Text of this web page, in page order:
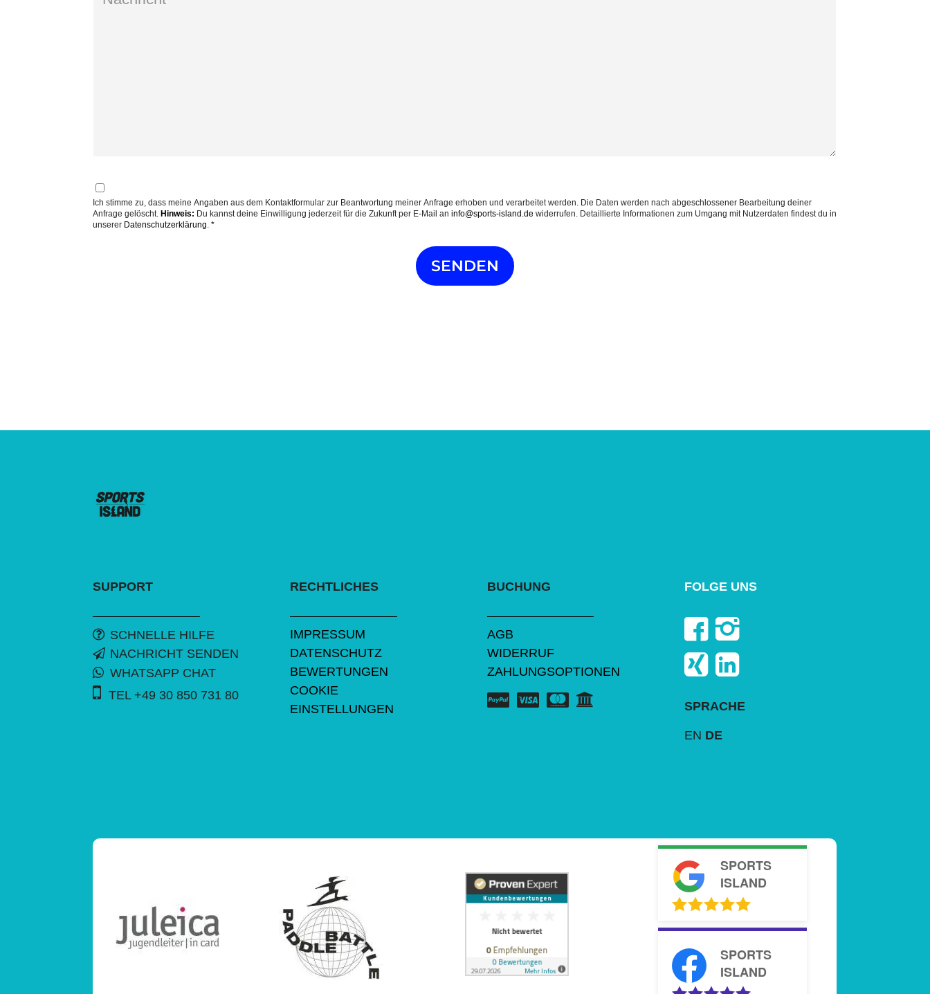
Ich stimme zu, dass meine Angaben aus dem Kontaktformular zur Beantwortung meiner Anfrage erhoben und verarbeitet werden. Die Daten werden nach abgeschlossener Bearbeitung deiner
Anfrage gelöscht. Hinweis: Du kannst deine Einwilligung jederzeit für die Zukunft per E-Mail aninfo@sports-island.de widerrufen. Detaillierte Informationen zum Umgang mit Nutzerdaten findest du in
unserer Datenschutzerklärung.*
SUPPORT
SCHNELLE HILFE
NACHRICHT SENDEN
WHATSAPP CHAT
TEL +49 30 850 731 80
RECHTLICHES
IMPRESSUM
DATENSCHUTZ
BEWERTUNGEN
COOKIE
EINSTELLUNGEN
BUCHUNG
AGB
WIDERRUF
ZAHLUNGSOPTIONEN
FOLGE UNS
SPRACHE
EN DE
SPORTS
ISLAND
SPORTS
ISLAND